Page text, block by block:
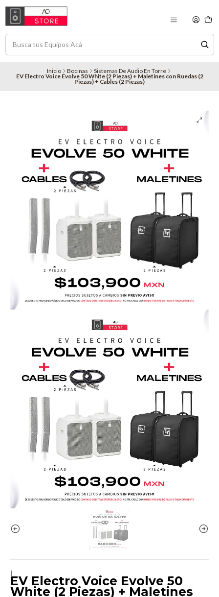
Inicio Bocinas Sistemas De Audio En Torre
EV Electro Voice Evolve 50 White (2 Piezas) + Maletines con Ruedas (2
Piezas) + Cables (2 Piezas)
|
EV Electro Voice Evolve 50
White (2 Piezas) + Maletines